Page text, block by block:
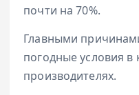
почти на 70%.
Главными
погодные условия в
производителях.